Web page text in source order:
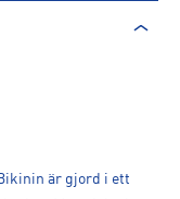
är gjord i ett